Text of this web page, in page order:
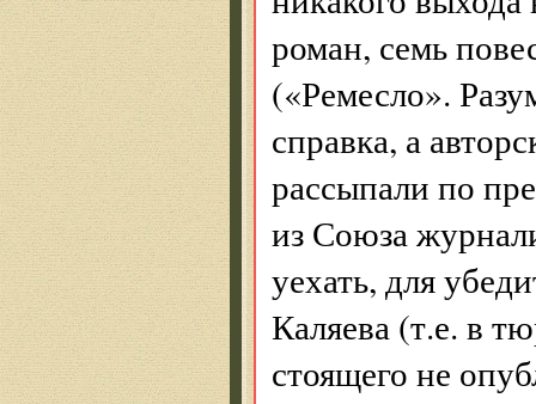
роман, семь
(«Ремесло».
справка, а
рассыпали по
из Союза
уехать, для
Каляева (т.е. в
стоящего не